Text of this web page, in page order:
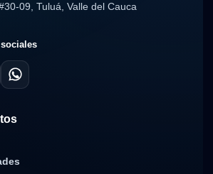
09, Tuluá, Valle del Cauca